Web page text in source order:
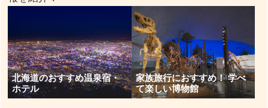
北海道のおすすめ温泉宿・
ホテル
家族旅行におすすめ！ 学べ
て楽しい博物館